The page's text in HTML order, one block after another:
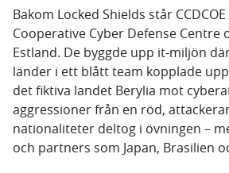
Bakom Locked Shields står CCDCOE
Cooperative Cyber Defense Centre
Estland. De byggde upp it-miljön
länder i ett blått team kopplade
det fiktiva landet Berylia mot
aggressioner från en röd,
nationaliteter deltog i övningen –
och partners som Japan, Brasilien